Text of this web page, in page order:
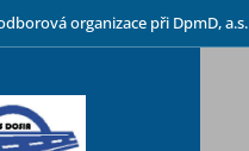
organizace při DpmD, a.s.